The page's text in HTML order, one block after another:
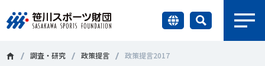
財団情報
調査・研究 政策提言 政策提言2017